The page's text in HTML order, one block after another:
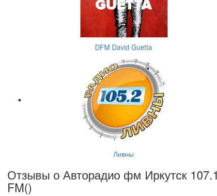
DFM David Guetta
Ливны
Отзывы о Авторадио фм Иркутск
FM()